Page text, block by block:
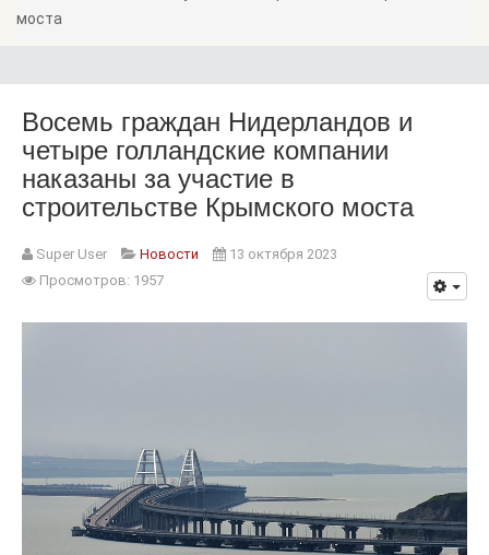
моста
Восемь граждан Нидерландов и
четыре голландские компании
наказаны за участие в
строительстве Крымского моста
Super User Новости
13 октября 2023
Просмотров: 1957